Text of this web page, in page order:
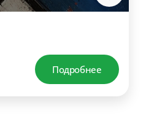
Подробнее